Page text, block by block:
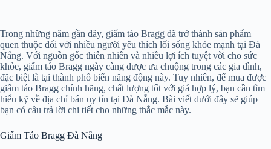
Trong những năm gần đây, giấm táo Bragg đã trở thành sản phẩm
quen thuộc đối với nhiều người yêu thích lối sống khỏe mạnh tại Đà
Nẵng. Với nguồn gốc thiên nhiên và nhiều lợi ích tuyệt vời cho sức
khỏe, giấm táo Bragg ngày càng được ưa chuộng trong các gia đình,
đặc biệt là tại thành phố biển năng động này. Tuy nhiên, để mua được
giấm táo Bragg chính hãng, chất lượng tốt với giá hợp lý, bạn cần tìm
hiểu kỹ về địa chỉ bán uy tín tại Đà Nẵng. Bài viết dưới đây sẽ giúp
bạn có câu trả lời chi tiết cho những thắc mắc này.
Giấm Táo Bragg Đà Nẵng